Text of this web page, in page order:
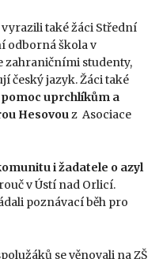
také žáci Střední
odborná škola v
zahraničními studenty,
český jazyk. Žáci také
uprchlíkům a
Hesovouz Asociace
i žadatele o azyl
v Ústí nad Orlicí.
poznávací běh pro
se věnovali na ZŠ